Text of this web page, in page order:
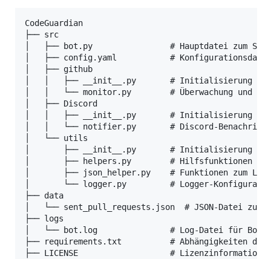
CodeGuardian
├── src
│   ├── bot.py                # Hauptdatei zum
│   ├── config.yaml           #
│   ├── github
│   │   ├── __init__.py       # Initialisierung des
│   │   └── monitor.py        # Überwachung und
│   ├── Discord
│   │   ├── __init__.py       # Initialisierung des
│   │   └── notifier.py       # Discord-
│   └── utils
│       ├── __init__.py       # Initialisierung der
│       ├── helpers.py        # Hilfsfunktionen für
│       ├── json_helper.py    # Funktionen zum
│       └── logger.py         # Logger-
├── data
│   └── sent_pull_requests.json  # JSON-Datei zum
├── logs
│   └── bot.log               # Log-Datei für Bot-
├── requirements.txt          # Abhängigkeiten des
├── LICENSE                   # Lizenzinformationen